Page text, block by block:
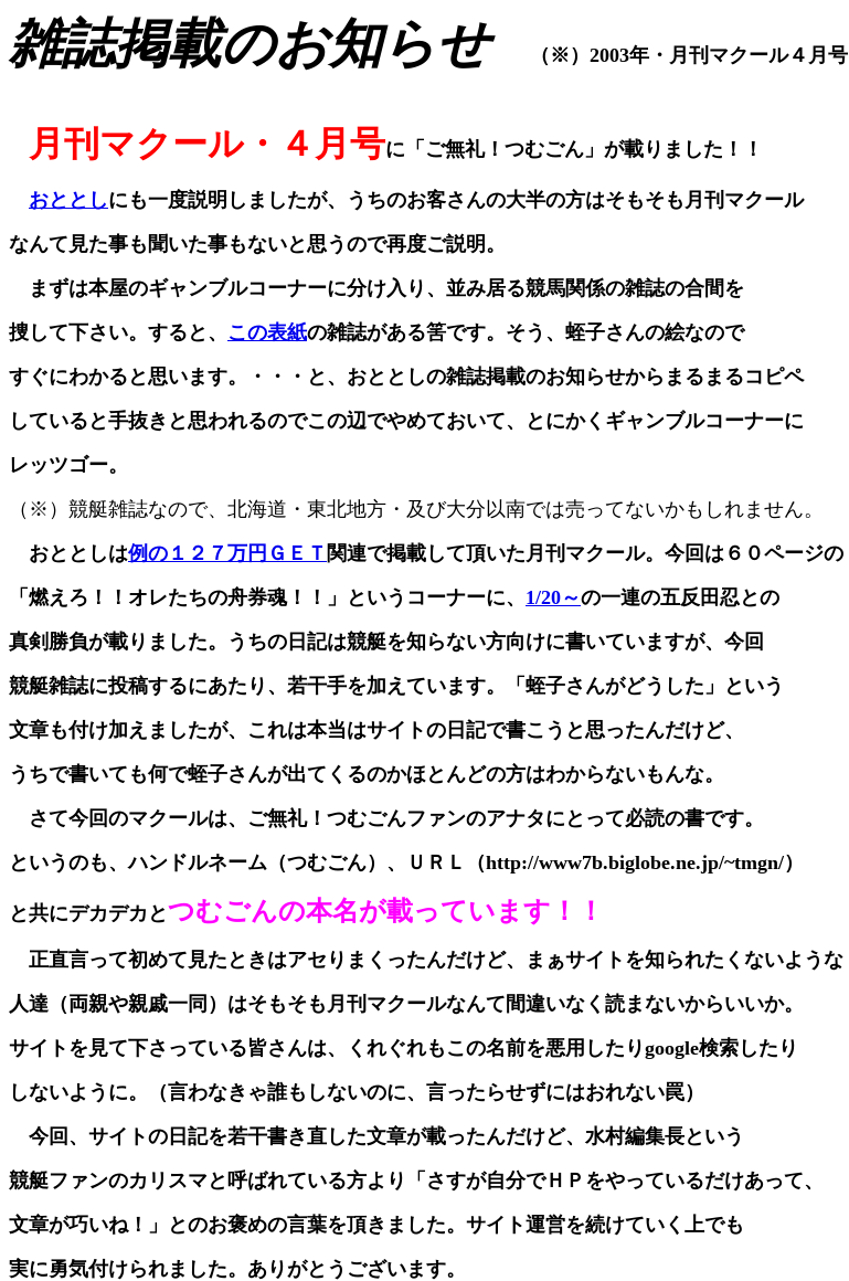
雑誌掲載のお知らせ （※）2003年・月刊マクール４月号
月刊マクール・４月号に「ご無礼！つむごん」が載りました！！
おととしにも一度説明しましたが、うちのお客さんの大半の方はそもそも月刊マクール
なんて見た事も聞いた事もないと思うので再度ご説明。
まずは本屋のギャンブルコーナーに分け入り、並み居る競馬関係の雑誌の合間を
捜して下さい。すると、 この表紙の雑誌がある筈です。そう、蛭子さんの絵なので
すぐにわかると思います。・・・と、おととしの雑誌掲載のお知らせからまるまるコピペ
していると手抜きと思われるのでこの辺でやめておいて、とにかくギャンブルコーナーに
レッツゴー。
（※）競艇雑誌なので、北海道・東北地方・及び大分以南では売ってないかもしれません。
おととしは例の１２７万円ＧＥＴ 関連で掲載して頂いた月刊マクール。今回は６０ページの
「燃えろ！！オレたちの舟券魂！！」というコーナーに、 1/20～の一連の五反田忍との
真剣勝負が載りました。うちの日記は競艇を知らない方向けに書いていますが、今回
競艇雑誌に投稿するにあたり、若干手を加えています。「蛭子さんがどうした」という
文章も付け加えましたが、これは本当はサイトの日記で書こうと思ったんだけど、
うちで書いても何で蛭子さんが出てくるのかほとんどの方はわからないもんな。
さて今回のマクールは、ご無礼！つむごんファンのアナタにとって必読の書です。
というのも、ハンドルネーム（つむごん）、ＵＲＬ（http://www7b.biglobe.ne.jp/~tmgn/）
と共にデカデカとつむごんの本名が載っています！！
正直言って初めて見たときはアセりまくったんだけど、まぁサイトを知られたくないような
人達（両親や親戚一同）はそもそも月刊マクールなんて間違いなく読まないからいいか。
サイトを見て下さっている皆さんは、くれぐれもこの名前を悪用したりgoogle検索したり
しないように。（言わなきゃ誰もしないのに、言ったらせずにはおれない罠）
今回、サイトの日記を若干書き直した文章が載ったんだけど、水村編集長という
競艇ファンのカリスマと呼ばれている方より「さすが自分でＨＰをやっているだけあって、
文章が巧いね！」とのお褒めの言葉を頂きました。サイト運営を続けていく上でも
実に勇気付けられました。ありがとうございます。